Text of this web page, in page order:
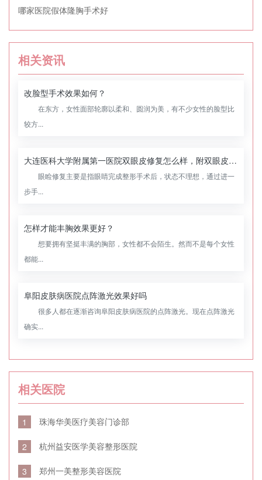
哪家医院假体隆胸手术好
相关资讯
改脸型手术效果如何？
在东方，女性面部轮廓以柔和、圆润为美，有不少女性的脸型比
较方...
大连医科大学附属第一医院双眼皮修复怎么样，附双眼皮修复案例
眼睑修复主要是指眼睛完成整形手术后，状态不理想，通过进一
步手...
怎样才能丰胸效果更好？
想要拥有坚挺丰满的胸部，女性都不会陌生。然而不是每个女性
都能...
阜阳皮肤病医院点阵激光效果好吗
很多人都在逐渐咨询阜阳皮肤病医院的点阵激光。现在点阵激光
确实...
相关医院
1 珠海华美医疗美容门诊部
2 杭州益安医学美容整形医院
3 郑州一美整形美容医院